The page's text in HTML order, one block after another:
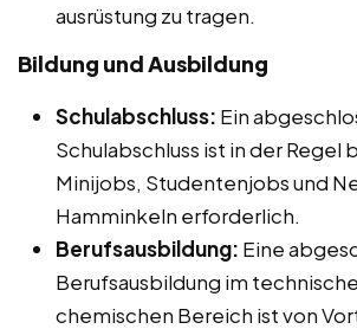
ausrüstung zu tragen.
Bildung und Ausbildung
Schulabschluss: Ein
Schulabschluss ist in der Regel
Minijobs, Studentenjobs und
Hamminkeln erforderlich.
Berufsausbildung: Eine
Berufsausbildung im
chemischen Bereich ist von